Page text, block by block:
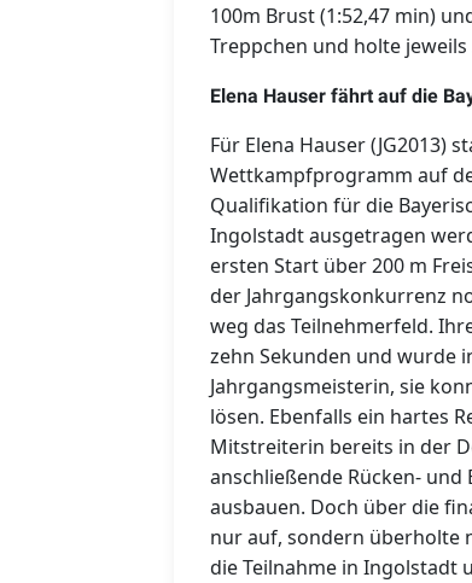
100m Brust (1:52,47 min)
Treppchen und holte jeweils
Elena Hauser fährt auf die
Für Elena Hauser (JG2013)
Wettkampfprogramm auf
Qualifikation für die
Ingolstadt ausgetragen
ersten Start über 200 m
der Jahrgangskonkurrenz
weg das Teilnehmerfeld.
zehn Sekunden und wurde
Jahrgangsmeisterin, sie
lösen. Ebenfalls ein hartes
Mitstreiterin bereits in der
anschließende Rücken-
ausbauen. Doch über die
nur auf, sondern überholte
die Teilnahme in Ingolstadt